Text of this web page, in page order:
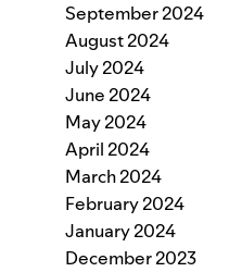
September 2024
August 2024
July 2024
June 2024
May 2024
April 2024
March 2024
February 2024
January 2024
December 2023